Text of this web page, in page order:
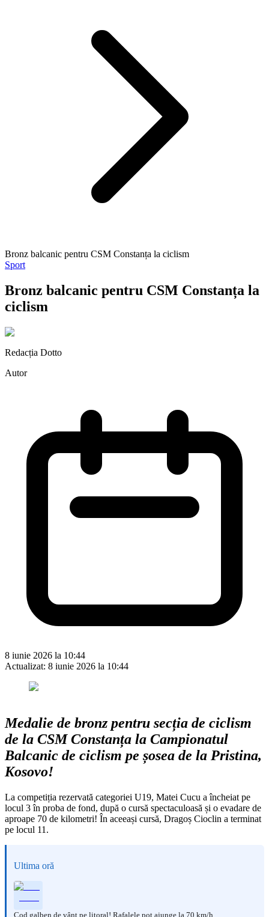
Bronz balcanic pentru CSM Constanța la ciclism
Sport
Bronz balcanic pentru CSM Constanța la
ciclism
Redacția Dotto
Autor
8 iunie 2026 la 10:44
Actualizat: 8 iunie 2026 la 10:44
Medalie de bronz pentru secția de ciclism
de la CSM Constanța la Campionatul
Balcanic de ciclism pe șosea de la Pristina,
Kosovo!
La competiția rezervată categoriei U19, Matei Cucu a încheiat pe
locul 3 în proba de fond, după o cursă spectaculoasă și o evadare de
aproape 70 de kilometri! În aceeași cursă, Dragoș Cioclin a terminat
pe locul 11.
Ultima oră
Cod galben de vânt pe litoral! Rafalele pot ajunge la 70 km/h